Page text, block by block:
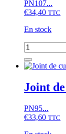
PN107...
€34,40 TTC
En stock
quantité
de
Joint
culasse
Yanmar
Joint
PN95...
€33,60 TTC